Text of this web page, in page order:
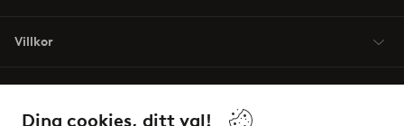
Dina cookies, ditt val!
Villkor